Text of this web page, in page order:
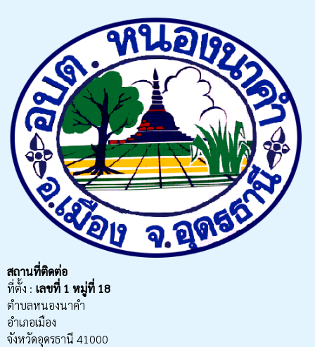
สถานที่ติดต่อ
ที่ตั้ง : เลขที่ 1 หมู่ที่ 18
ตำบลหนองนาคำ
อำเภอเมือง
จังหวัดอุดรธานี 41000